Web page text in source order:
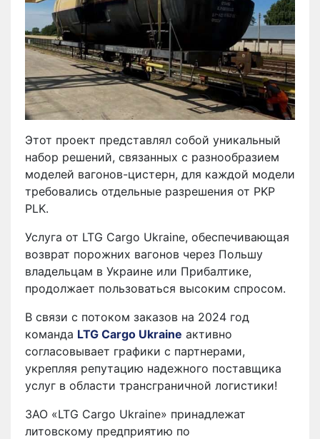
Этот проект представлял собой уникальный
набор решений, связанных с разнообразием
моделей вагонов-цистерн, для каждой модели
требовались отдельные разрешения от PKP
PLK.
Услуга от LTG Cargo Ukraine, обеспечивающая
возврат порожних вагонов через Польшу
владельцам в Украине или Прибалтике,
продолжает пользоваться высоким спросом.
В связи с потоком заказов на 2024 год
команда LTG Cargo Ukraine активно
согласовывает графики с партнерами,
укрепляя репутацию надежного поставщика
услуг в области трансграничной логистики!
ЗАО «LTG Cargo Ukraine» принадлежат
литовскому предприятию по